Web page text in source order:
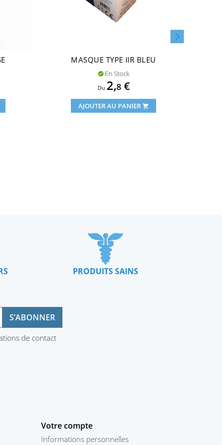
MASQUE TYPE IIR BLEU
 En Stock
Du Prix
2,8 €
AJOUTER AU PANIER shopping_cart
PRODUITS SAINS
de contact
Votre compte
Informations personnelles